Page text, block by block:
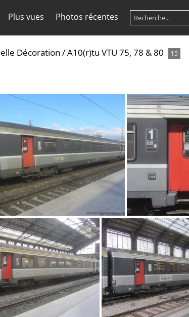
Plus vues Photos récentes
Décoration /A10(r)tu VTU 75, 78 & 80 15
IMG 0387 IMG 7659